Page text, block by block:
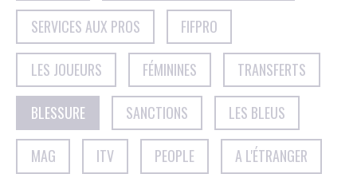
SERVICES AUX PROS FIFPRO
LES JOUEURS FÉMININES TRANSFERTS
BLESSURE SANCTIONS LES BLEUS
MAG ITV PEOPLE A L'ÉTRANGER